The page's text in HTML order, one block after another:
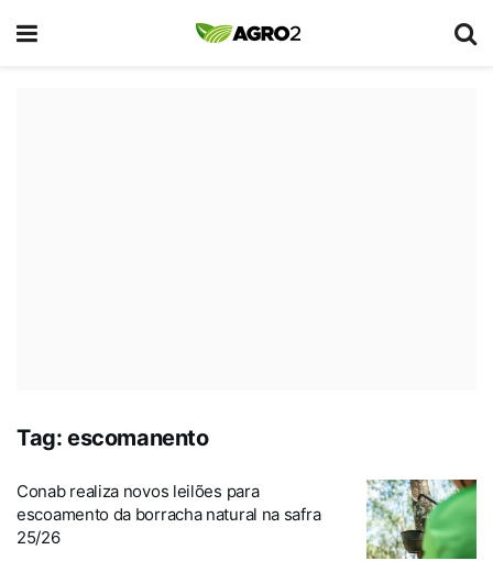
Tag: escomanento
Conab realiza novos leilões para
escoamento da borracha natural na safra
25/26